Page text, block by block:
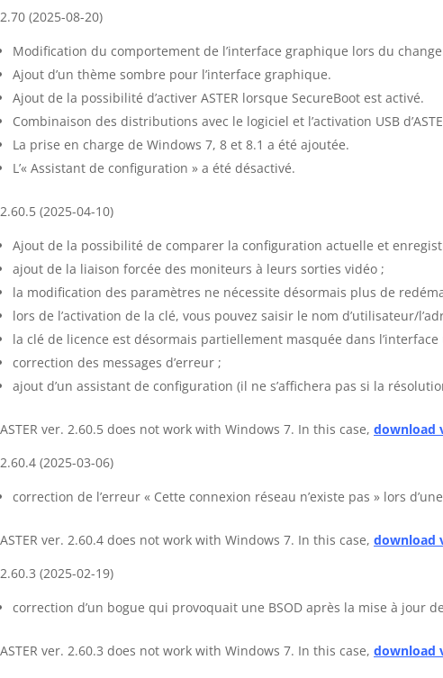
2.70 (2025-08-20)
Modification du comportement de l’interface graphique lors du
Ajout d’un thème sombre pour l’interface graphique.
Ajout de la possibilité d’activer ASTER lorsque SecureBoot est activé.
Combinaison des distributions avec le logiciel et l’activation USB
La prise en charge de Windows 7, 8 et 8.1 a été ajoutée.
L’« Assistant de configuration » a été désactivé.
2.60.5 (2025-04-10)
Ajout de la possibilité de comparer la configuration actuelle et
ajout de la liaison forcée des moniteurs à leurs sorties vidéo ;
la modification des paramètres ne nécessite désormais plus de
lors de l’activation de la clé, vous pouvez saisir le nom d’utilisateur/
la clé de licence est désormais partiellement masquée dans
correction des messages d’erreur ;
ajout d’un assistant de configuration (il ne s’affichera pas si la
ASTER ver. 2.60.5 does not work with Windows 7. In this case, download
2.60.4 (2025-03-06)
correction de l’erreur « Cette connexion réseau n’existe pas » lors
ASTER ver. 2.60.4 does not work with Windows 7. In this case, download
2.60.3 (2025-02-19)
correction d’un bogue qui provoquait une BSOD après la mise à jour
ASTER ver. 2.60.3 does not work with Windows 7. In this case, download